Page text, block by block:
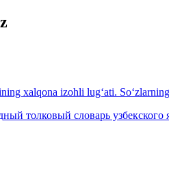
xalqona izohli lug‘ati.
толковый словарь